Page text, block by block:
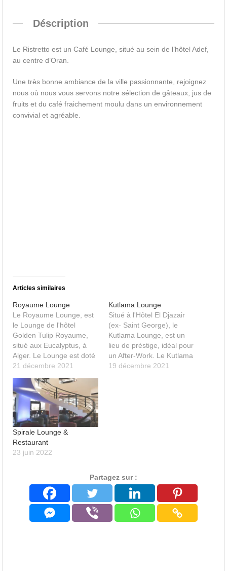
Déscription
Le Ristretto est un Café Lounge, situé au sein de l’hôtel Adef,
au centre d’Oran.
Une très bonne ambiance de la ville passionnante, rejoignez
nous où nous vous servons notre sélection de gâteaux, jus de
fruits et du café fraichement moulu dans un environnement
convivial et agréable.
Articles similaires
Royaume Lounge
Le Royaume Lounge, est
le Lounge de l'hôtel
Golden Tulip Royaume,
situé aux Eucalyptus, à
Alger. Le Lounge est doté
de 2 étages, d'une
capacité total de 300
personnes.
21 décembre 2021
Kutlama Lounge
Situé à l'Hôtel El Djazair
(ex- Saint George), le
Kutlama Lounge, est un
lieu de préstige, idéal pour
un After-Work. Le Kutlama
Lounge, est un Lounge
19 décembre 2021
Spirale Lounge &
Restaurant
23 juin 2022
Partagez sur :